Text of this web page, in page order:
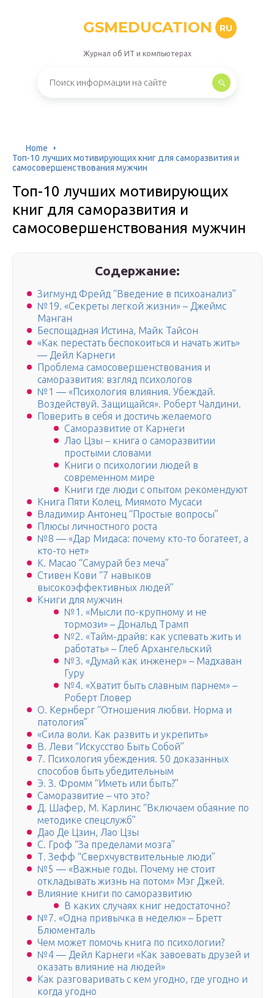
GSMEDUCATION RU
Журнал об ИТ и компьютерах
Home
Топ-10 лучших мотивирующих книг для саморазвития и
самосовершенствования мужчин
Топ-10 лучших мотивирующих
книг для саморазвития и
самосовершенствования мужчин
Содержание:
Зигмунд Фрейд “Введение в психоанализ”
№19. «Секреты легкой жизни» – Джеймс
Манган
Беспощадная Истина, Майк Тайсон
«Как перестать беспокоиться и начать жить»
— Дейл Карнеги
Проблема самосовершенствования и
саморазвития: взгляд психологов
№1 — «Психология влияния. Убеждай.
Воздействуй. Защищайся». Роберт Чалдини.
Поверить в себя и достичь желаемого
Саморазвитие от Карнеги
Лао Цзы – книга о саморазвитии
простыми словами
Книги о психологии людей в
современном мире
Книги где люди с опытом рекомендуют
Книга Пяти Колец, Миямото Мусаси
Владимир Антонец “Простые вопросы”
Плюсы личностного роста
№8 — «Дар Мидаса: почему кто-то богатеет, а
кто-то нет»
К. Масао “Самурай без меча”
Стивен Кови “7 навыков
высокоэффективных людей”
Книги для мужчин
№1. «Мысли по-крупному и не
тормози» – Дональд Трамп
№2. «Тайм-драйв: как успевать жить и
работать» – Глеб Архангельский
№3. «Думай как инженер» – Мадхаван
Гуру
№4. «Хватит быть славным парнем» –
Роберт Гловер
О. Кернберг “Отношения любви. Норма и
патология”
«Сила воли. Как развить и укрепить»
В. Леви “Искусство Быть Собой”
7. Психология убеждения. 50 доказанных
способов быть убедительным
Э. З. Фромм “Иметь или быть?”
Саморазвитие – что это?
Д. Шафер, М. Карлинс “Включаем обаяние по
методике спецслужб”
Дао Де Цзин, Лао Цзы
С. Гроф “За пределами мозга”
Т. Зефф “Сверхчувствительные люди”
№5 — «Важные годы. Почему не стоит
откладывать жизнь на потом» Мэг Джей.
Влияние книги по саморазвитию
В каких случаях книг недостаточно?
№7. «Одна привычка в неделю» – Бретт
Блюменталь
Чем может помочь книга по психологии?
№4 — Дейл Карнеги «Как завоевать друзей и
оказать влияние на людей»
Как разговаривать с кем угодно, где угодно и
когда угодно